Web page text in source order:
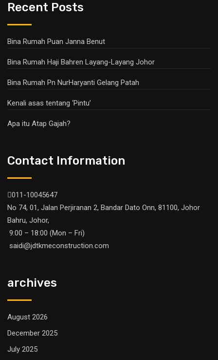
Recent Posts
Bina Rumah Puan Janna Benut
Bina Rumah Haji Bahren Layang-Layang Johor
Bina Rumah Pn NurHaryanti Gelang Patah
Kenali asas tentang ‘Pintu’
Apa itu Atap Gajah?
Contact Information
011-10045647
No 74, 01, Jalan Perjiranan 2, Bandar Dato Onn, 81100, Johor
Bahru, Johor,
9:00 – 18:00 (Mon – Fri)
saidi@jdtkmeconstruction.com
archives
August 2026
December 2025
July 2025